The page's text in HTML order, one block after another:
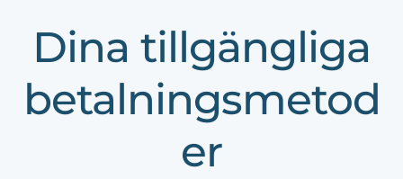
Dina tillgängliga
betalningsmetod
er